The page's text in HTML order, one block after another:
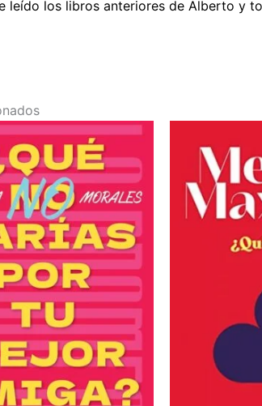
leído los libros anteriores de Alberto y